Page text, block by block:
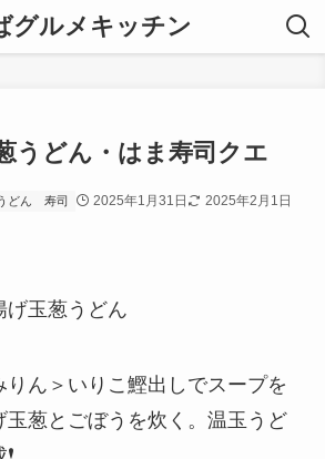
グルメキッチン
うどん・はま寿司クエ
どん 寿司 2025年1月31日 2025年2月1日
げ玉葱うどん
りん＞いりこ鰹出しでスープを
玉葱とごぼうを炊く。温玉うど